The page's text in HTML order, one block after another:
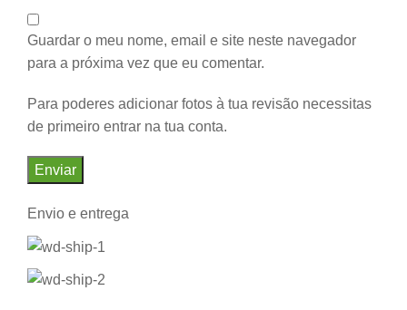
Guardar o meu nome, email e site neste navegador
para a próxima vez que eu comentar.
Para poderes adicionar fotos à tua revisão necessitas
de primeiro entrar na tua conta.
Envio e entrega